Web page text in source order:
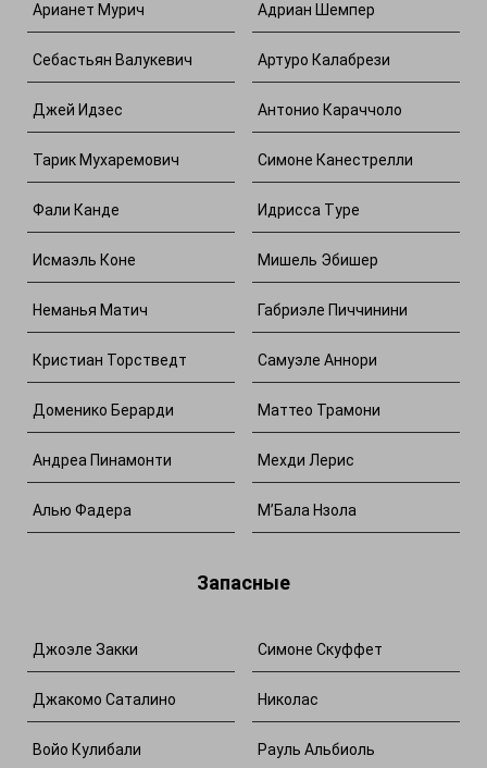
Арианет Мурич
Себастьян Валукевич
Джей Идзес
Тарик Мухаремович
Фали Канде
Исмаэль Коне
Неманья Матич
Кристиан Торстведт
Доменико Берарди
Андреа Пинамонти
Алью Фадера
Адриан Шемпер
Артуро Калабрези
Антонио Караччоло
Симоне Канестрелли
Идрисса Туре
Мишель Эбишер
Габриэле Пиччинини
Самуэле Аннори
Маттео Трамони
Мехди Лерис
М’Бала Нзола
Запасные
Джоэле Закки
Джакомо Саталино
Войо Кулибали
Симоне Скуффет
Николас
Рауль Альбиоль